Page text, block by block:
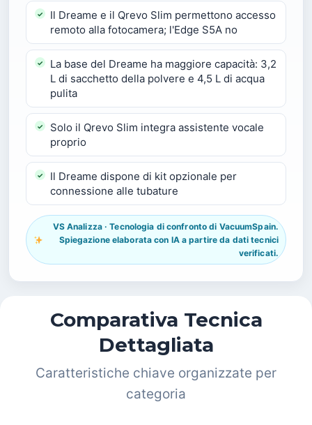
Il Dreame e il Qrevo Slim permettono accesso
remoto alla fotocamera; l'Edge S5A no
La base del Dreame ha maggiore capacità: 3,2
L di sacchetto della polvere e 4,5 L di acqua
pulita
Solo il Qrevo Slim integra assistente vocale
proprio
Il Dreame dispone di kit opzionale per
connessione alle tubature
VS Analizza · Tecnologia di confronto di VacuumSpain.
Spiegazione elaborata con IA a partire da dati tecnici
verificati.
Comparativa Tecnica
Dettagliata
Caratteristiche chiave organizzate per
categoria